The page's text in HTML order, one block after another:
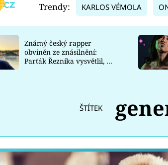
DATEL
Trendy: KARLOS VÉMOLA
Známý český rapper
obviněn ze znásilnění:
Parťák Řezníka vysvětlil, co
ŠTÍTEK